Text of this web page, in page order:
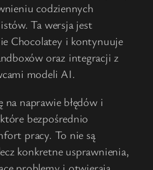
codziennych
Ta wersja jest
Chocolatey i kontynuuje
oraz integracji z
modeli AI.
na naprawie błędów i
bezpośrednio
pracy. To nie są
konkretne usprawnienia,